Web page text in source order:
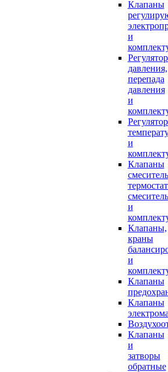
Клапаны
и
давления,
перепада
давления
и
и
Клапаны
и
Клапаны,
краны
и
Клапаны
Клапаны
Клапаны
и
затворы
обратные